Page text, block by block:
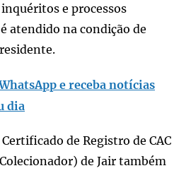
e processos
atendido na condição de
e receba notícias
dia
de Registro de CAC
de Jair também